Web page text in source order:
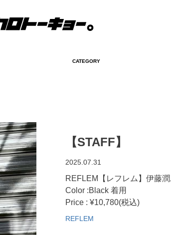
CATEGORY
【STAFF】
2025.07.31
REFLEM【レフレム】伊藤
Color :Black 着用
Price : ¥10,780(税込)
REFLEM